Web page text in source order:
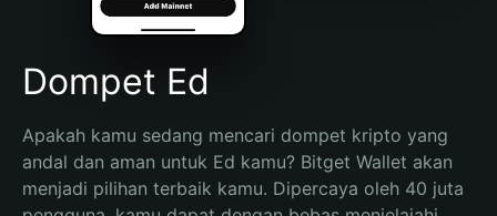
Español (Argentina)
Dompet Ed
Apakah kamu sedang mencari dompet kripto yang
andal dan aman untuk Ed kamu? Bitget Wallet akan
menjadi pilihan terbaik kamu. Dipercaya oleh 40 juta